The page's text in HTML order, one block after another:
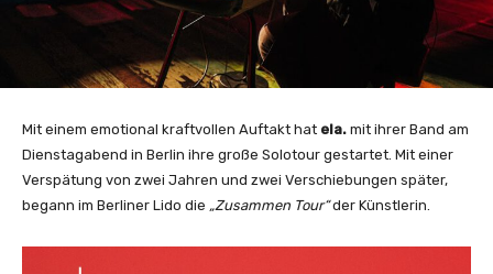
Mit einem emotional kraftvollen Auftakt hat ela. mit ihrer Band am
Dienstagabend in Berlin ihre große Solotour gestartet. Mit einer
Verspätung von zwei Jahren und zwei Verschiebungen später,
begann im Berliner Lido die „Zusammen Tour“der Künstlerin.